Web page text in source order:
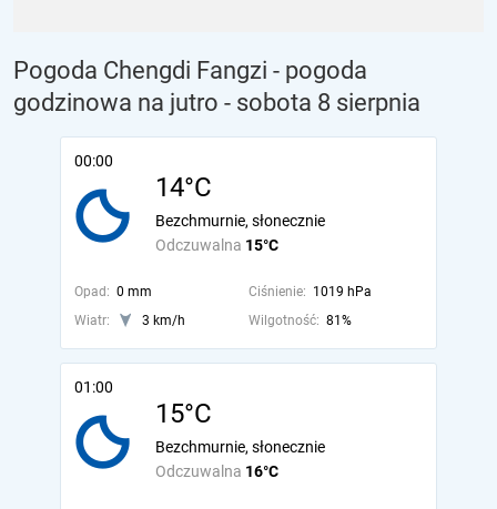
Pogoda Chengdi Fangzi - pogoda
godzinowa na jutro - sobota 8 sierpnia
00:00
14°C
Odczuwalna 15°C
Bezchmurnie, słonecznie
Opad: 0 mm Ciśnienie: 1019 hPa
Wiatr:
3 km/h Wilgotność: 81%
01:00
15°C
Odczuwalna 16°C
Bezchmurnie, słonecznie